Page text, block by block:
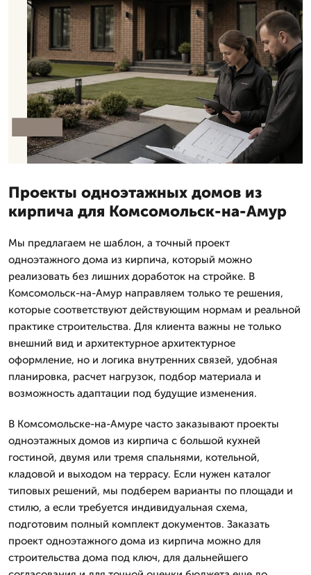
Проекты одноэтажных домов из
кирпича для Комсомольск-на-Амур
Мы предлагаем не шаблон, а точный проект
одноэтажного дома из кирпича, который можно
реализовать без лишних доработок на стройке. В
Комсомольск-на-Амур направляем только те решения,
которые соответствуют действующим нормам и реальной
практике строительства. Для клиента важны не только
внешний вид и архитектурное архитектурное
оформление, но и логика внутренних связей, удобная
планировка, расчет нагрузок, подбор материала и
возможность адаптации под будущие изменения.
В Комсомольске-на-Амуре часто заказывают проекты
одноэтажных домов из кирпича с большой кухней
гостиной, двумя или тремя спальнями, котельной,
кладовой и выходом на террасу. Если нужен каталог
типовых решений, мы подберем варианты по площади и
стилю, а если требуется индивидуальная схема,
подготовим полный комплект документов. Заказать
проект одноэтажного дома из кирпича можно для
строительства дома под ключ, для дальнейшего